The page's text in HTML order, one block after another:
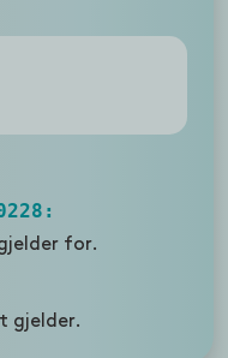
for.
gjelder.